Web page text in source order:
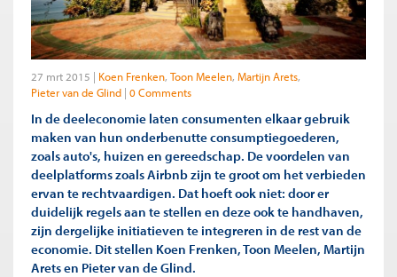
27 mrt 2015 Koen Frenken Toon Meelen Martijn Arets
Pieter van de Glind 0 Comments
In de deeleconomie laten consumenten elkaar gebruik
maken van hun onderbenutte consumptiegoederen,
zoals auto's, huizen en gereedschap. De voordelen van
deelplatforms zoals Airbnb zijn te groot om het verbieden
ervan te rechtvaardigen. Dat hoeft ook niet: door er
duidelijk regels aan te stellen en deze ook te handhaven,
zijn dergelijke initiatieven te integreren in de rest van de
economie. Dit stellen Koen Frenken, Toon Meelen, Martijn
Arets en Pieter van de Glind.